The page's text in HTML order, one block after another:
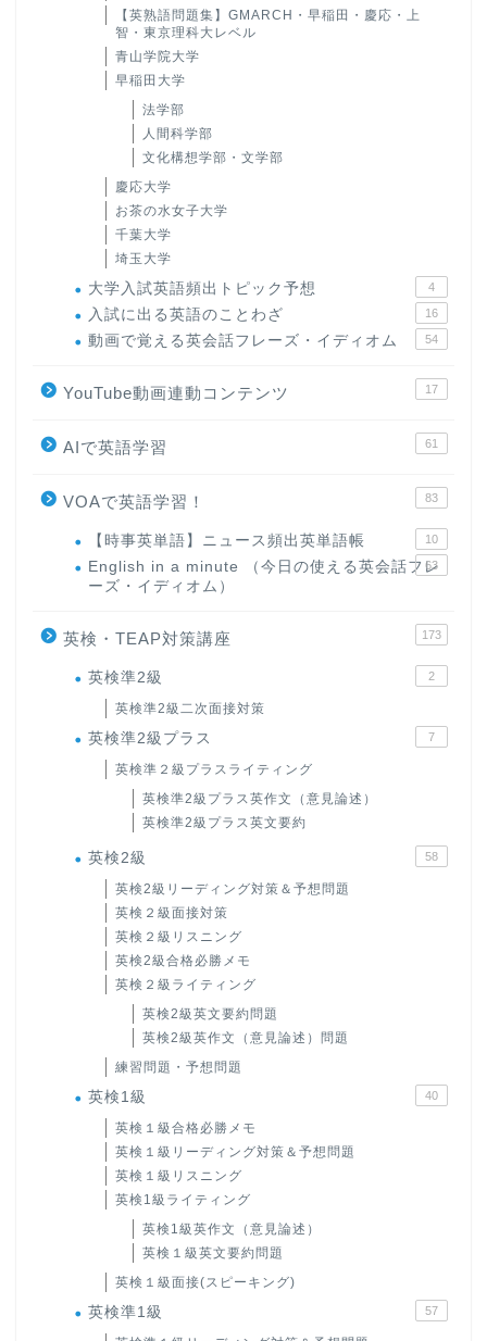
【英熟語問題集】GMARCH・早稲田・慶応・上
智・東京理科大レベル
青山学院大学
早稲田大学
法学部
人間科学部
文化構想学部・文学部
慶応大学
お茶の水女子大学
千葉大学
埼玉大学
大学入試英語頻出トピック予想 4
入試に出る英語のことわざ 16
動画で覚える英会話フレーズ・イディオム 54
YouTube動画連動コンテンツ 17
AIで英語学習 61
VOAで英語学習！ 83
【時事英単語】ニュース頻出英単語帳 10
English in a minute （今日の使える英会話フレ
ーズ・イディオム）
63
英検・TEAP対策講座 173
英検準2級 2
英検準2級二次面接対策
英検準2級プラス 7
英検準２級プラスライティング
英検準2級プラス英作文（意見論述）
英検準2級プラス英文要約
英検2級 58
英検2級リーディング対策＆予想問題
英検２級面接対策
英検２級リスニング
英検2級合格必勝メモ
英検２級ライティング
英検2級英文要約問題
英検2級英作文（意見論述）問題
練習問題・予想問題
英検1級 40
英検１級合格必勝メモ
英検１級リーディング対策＆予想問題
英検１級リスニング
英検1級ライティング
英検1級英作文（意見論述）
英検１級英文要約問題
英検１級面接(スピーキング)
英検準1級 57